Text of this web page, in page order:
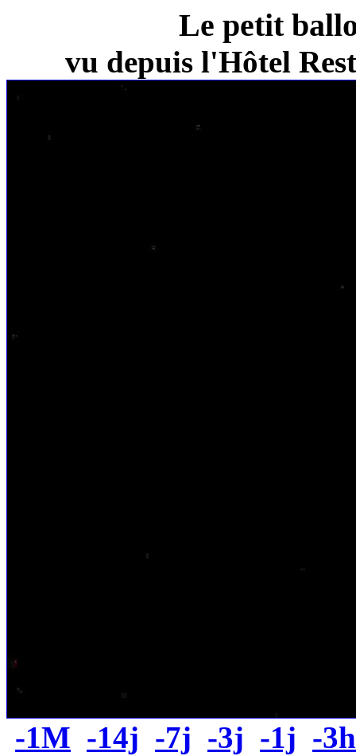
Le petit
vu depuis l'Hôtel
-1M -14j -7j -3j -1j -3h